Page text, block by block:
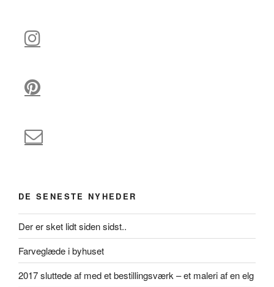
DE SENESTE NYHEDER
Der er sket lidt siden sidst..
Farveglæde i byhuset
2017 sluttede af med et bestillingsværk – et maleri af en elg